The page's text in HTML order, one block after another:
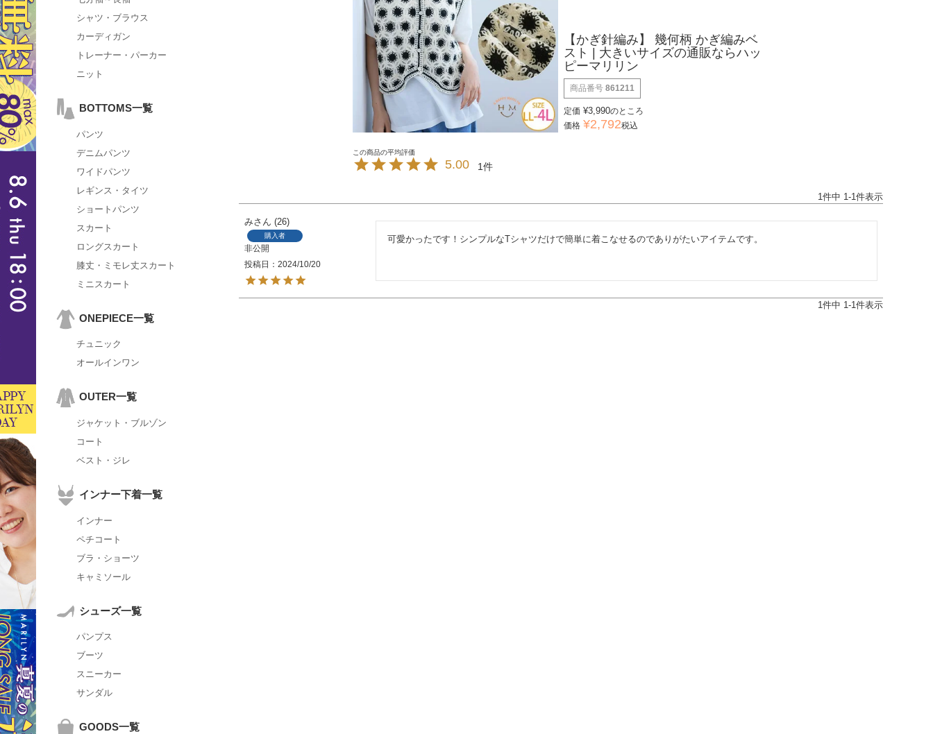
シャツ・ブラウス
カーディガン
トレーナー・パーカー
ニット
BOTTOMS一覧
パンツ
デニムパンツ
ワイドパンツ
レギンス・タイツ
ショートパンツ
スカート
ロングスカート
膝丈・ミモレ丈スカート
ミニスカート
ONEPIECE一覧
チュニック
オールインワン
OUTER一覧
ジャケット・ブルゾン
コート
ベスト・ジレ
インナー下着一覧
インナー
ペチコート
ブラ・ショーツ
キャミソール
シューズ一覧
パンプス
ブーツ
スニーカー
サンダル
GOODS一覧
【かぎ針編み】 幾何柄 かぎ編みベ
スト | 大きいサイズの通販ならハッ
ピーマリリン
商品番号 861211
定価 ¥3,990のところ
価格 ¥2,792税込
5.00 1
1 件中 1 -1 件表示
み 26
購入者
非公開
投稿日
2024/10/20
可愛かったです！シンプルなTシャツだけで簡単に着こなせるのでありがたいアイテムです。
1 件中 1 -1 件表示